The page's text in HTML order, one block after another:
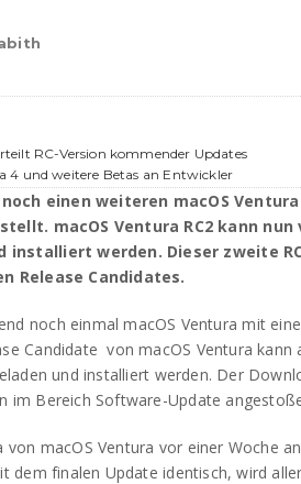
RC-Version kommender Updates
4 und weitere Betas an Entwickler
einen weiteren macOS
macOS Ventura RC2 kann
installiert werden. Dieser zweite
Release Candidates.
noch einmal macOS Ventura mit
Candidate von macOS Ventura
und installiert werden. Der
im Bereich Software-Update
macOS Ventura vor einer Woche
dem finalen Update identisch, wird